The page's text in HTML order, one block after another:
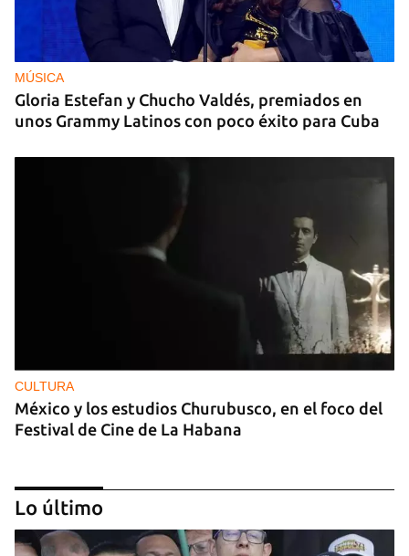
MÚSICA
Gloria Estefan y Chucho Valdés, premiados en
unos Grammy Latinos con poco éxito para Cuba
CULTURA
México y los estudios Churubusco, en el foco del
Festival de Cine de La Habana
Lo último